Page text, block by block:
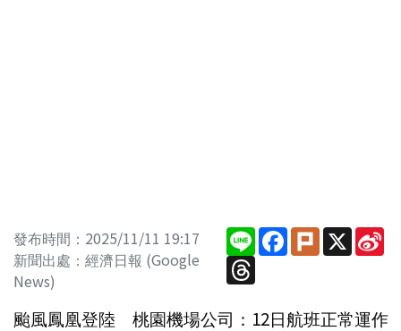
發布時間：2025/11/11 19:17
新聞出處：經濟日報 (Google
News)
Line Facebook
PlurkX
Threads
颱風鳳凰登陸 桃園機場公司：12日航班正常運作